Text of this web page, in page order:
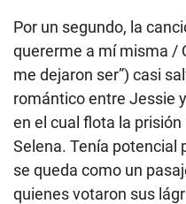
Por un segundo, la
quererme a mí misma /
me dejaron ser”) casi
romántico entre Jessie
en el cual flota la
Selena. Tenía potencial
se queda como un
quienes votaron sus